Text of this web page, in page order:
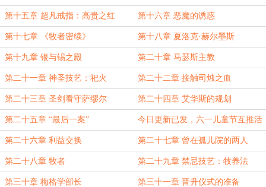
第十五章 超凡戒指：高贵之红 第十六章 恶魔的诱惑
第十七章 《牧者密续》 第十八章 夏洛克·赫尔墨斯
第十九章 银与锡之殿 第二十章 马瑟斯主教
第二十一章 神圣技艺：祀火 第二十二章 接触司烛之血
第二十三章 圣剑看守萨缪尔 第二十四章 艾华斯的规划
第二十五章 “最后一案” 今日更新已发，六一儿童节互推活
动书单~
第二十六章 利益交换 第二十七章 曾在孤儿院的两人
第二十八章 牧者 第二十九章 禁忌技艺：牧养法
第三十章 梅格学部长 第三十一章 晋升仪式的准备